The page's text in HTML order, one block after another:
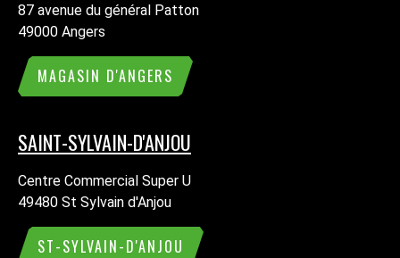
87 avenue du général Patton
49000 Angers
MAGASIN D'ANGERS
SAINT-SYLVAIN-D'ANJOU
Centre Commercial Super U
49480 St Sylvain d'Anjou
ST-SYLVAIN-D'ANJOU